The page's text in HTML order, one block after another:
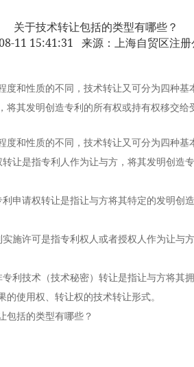
关于技术转让包括的类型有哪些？
11 15:41:31 来源：上海自贸区注册
和性质的不同，技术转让又可分为四种
将其发明创造专利的所有权或持有权移交给
和性质的不同，技术转让又可分为四种基
是指专利人作为让与方，将其发明创造
请权转让是指让与方将其特定的发明创
许可是指专利权人或者授权人作为让与
技术（技术秘密）转让是指让与方将其
使用权、转让权的技术转让形式。
括的类型有哪些？